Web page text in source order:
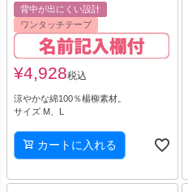
背中が出にくい設計
ワンタッチテープ
¥4,928税込
涼やかな綿100％楊柳素材。
サイズ M、L
カートに入れる